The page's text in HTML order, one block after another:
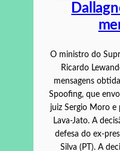
O ministro do
Ricardo
mensagens
Spoofing, que
juiz Sergio Moro e
Lava-Jato. A
defesa do ex-
Silva (PT). A